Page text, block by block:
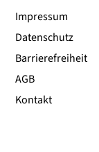
Impressum
Datenschutz
Barrierefreiheit
AGB
Kontakt